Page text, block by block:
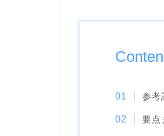
参考
要点